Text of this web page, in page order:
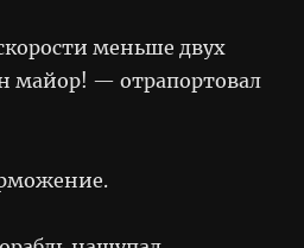
меньше двух
майор! — отрапортовал